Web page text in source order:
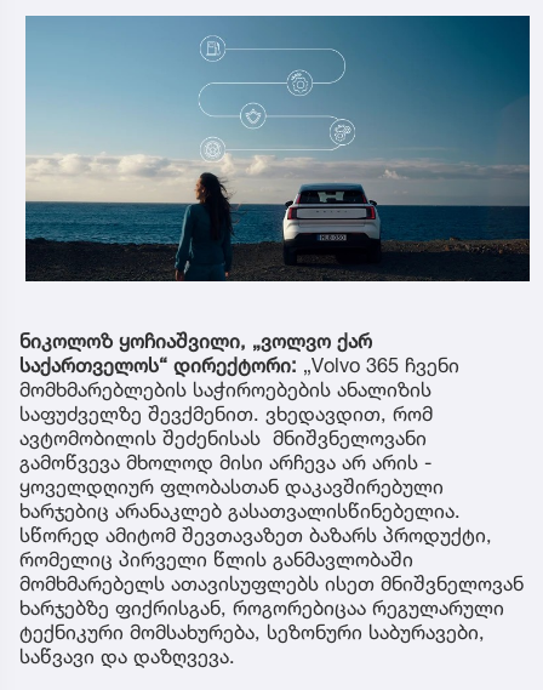
ნიკოლოზ ყოჩიაშვილი, „ვოლვო ქარ
საქართველოს“ დირექტორი: „Volvo 365 ჩვენი
მომხმარებლების საჭიროებების ანალიზის
საფუძველზე შევქმენით. ვხედავდით, რომ
ავტომობილის შეძენისას მნიშვნელოვანი
გამოწვევა მხოლოდ მისი არჩევა არ არის -
ყოველდღიურ ფლობასთან დაკავშირებული
ხარჯებიც არანაკლებ გასათვალისწინებელია.
სწორედ ამიტომ შევთავაზეთ ბაზარს პროდუქტი,
რომელიც პირველი წლის განმავლობაში
მომხმარებელს ათავისუფლებს ისეთ მნიშვნელოვან
ხარჯებზე ფიქრისგან, როგორებიცაა რეგულარული
ტექნიკური მომსახურება, სეზონური საბურავები,
საწვავი და დაზღვევა.